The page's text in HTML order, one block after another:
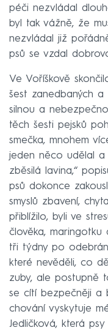
péči nezvládal
byl tak vážně, že
nezvládal již
psů se vzdal
Ve Voříškově
šest zanedbaných
silnou a
těch šesti pejsků
smečka, mnohem
jeden něco udělal a
zběsilá lavina,“
psů dokonce
smyslů zbavení,
přiblížilo, byli ve
člověka, maringotku
tři týdny po
které nevěděli, co
zuby, ale postupně
se cítí bezpečněji a
chování vyskytuje
Jedličková, která